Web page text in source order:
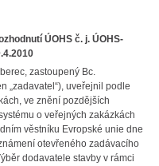
ÚOHS č. j. ÚOHS-
zastoupený Bc.
„zadavatel“), uveřejnil podle
ve znění pozdějších
o veřejných zakázkách
věstníku Evropské unie dne
otevřeného zadávacího
dodavatele stavby v rámci